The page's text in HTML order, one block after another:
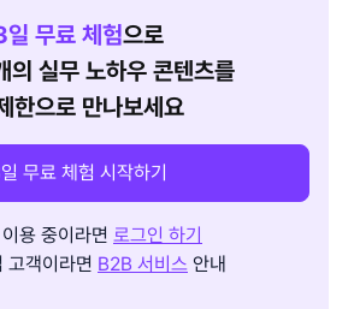
일 무료 체험으로
실무 노하우 콘텐츠를
한으로 만나보세요
무료 체험 시작하기
용 중이라면 로그인 하기
고객이라면 B2B 서비스 안내